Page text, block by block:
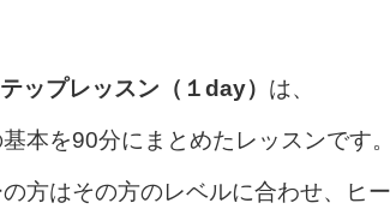
ップレッスン（１day） は、
本を90分にまとめたレッスンです。
方はその方のレベルに合わせ、ヒ